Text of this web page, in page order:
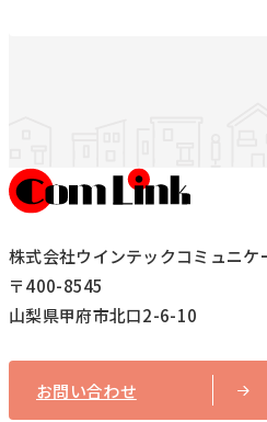
株式会社ウインテックコミュニケ
〒400-8545
山梨県甲府市北口2-6-10
お問い合わせ